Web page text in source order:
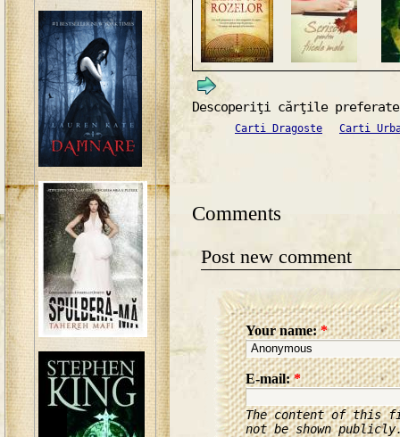
Descoperiţi cărţile
Carti Dragoste Carti
Comments
Post new comment
Your name:*
E-mail:*
The content of this
not be shown